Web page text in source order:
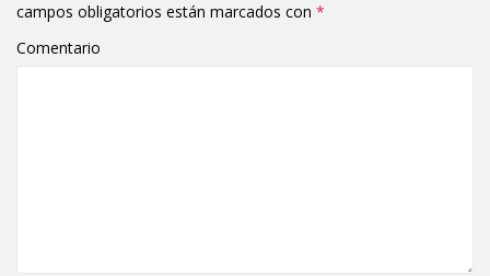
campos obligatorios están marcados con *
Comentario